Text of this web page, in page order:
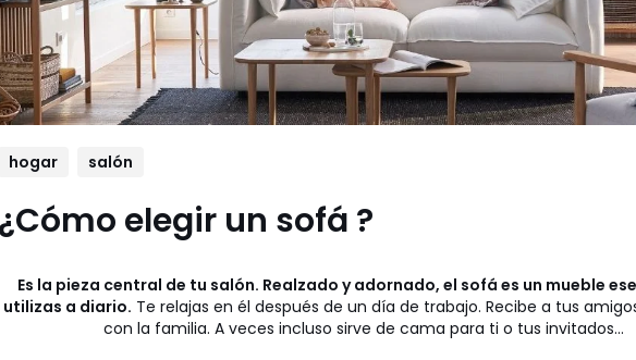
hogar salón
¿Cómo elegir un sofá ?
Es la pieza central de tu salón. Realzado y adornado, el sofá es un mueble
utilizas a diario. Te relajas en él después de un día de trabajo. Recibe a tus
con la familia. A veces incluso sirve de cama para ti o tus invitados...